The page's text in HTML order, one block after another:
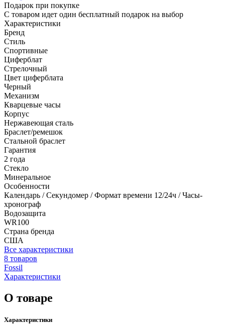
Подарок при покупке
С товаром идет один бесплатный подарок на выбор
Характеристики
Бренд
Стиль
Спортивные
Циферблат
Стрелочный
Цвет циферблата
Черный
Механизм
Кварцевые часы
Корпус
Нержавеющая сталь
Браслет/ремешок
Стальной браслет
Гарантия
2 года
Стекло
Минеральное
Особенности
Календарь / Секундомер / Формат времени 12/24ч / Часы-
хронограф
Водозащита
WR100
Страна бренда
США
Все характеристики
8 товаров
Fossil
Характеристики
О товаре
Характеристики